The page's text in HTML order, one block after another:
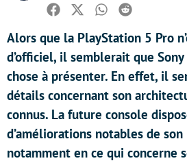
Facebook
TwitterWhatsapp
Reddit
Alors que la PlayStation 5 Pro
d’officiel, il semblerait que Sony
chose à présenter. En effet, il
détails concernant son
connus. La future console
d’améliorations notables de
notamment en ce qui concerne